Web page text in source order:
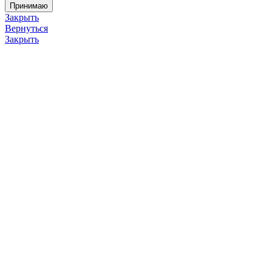
Принимаю
Закрыть
Вернуться
Закрыть